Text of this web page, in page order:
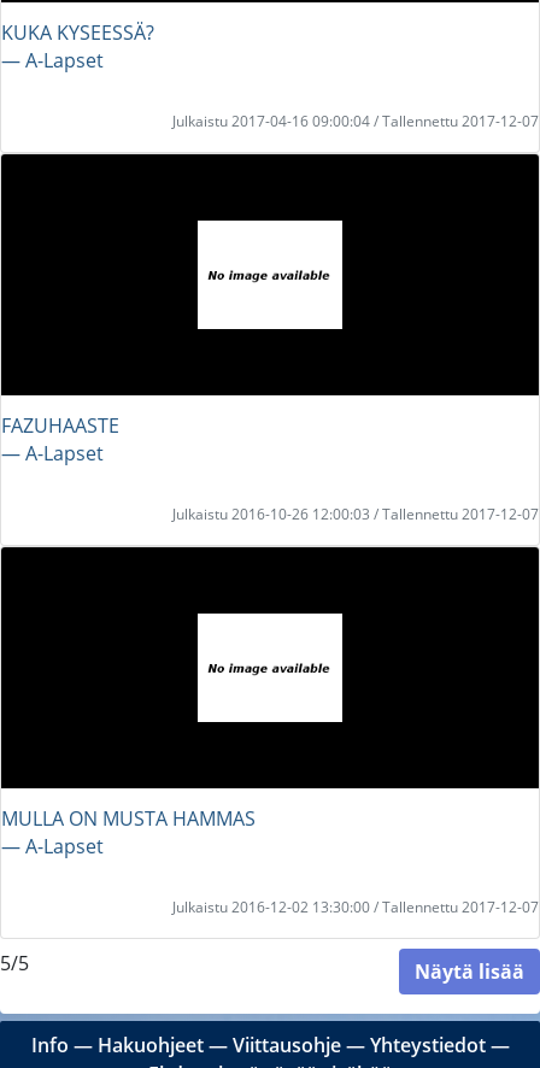
KUKA KYSEESSÄ?
― A-Lapset
Julkaistu 2017-04-16 09:00:04 / Tallennettu 2017-12-07
FAZUHAASTE
― A-Lapset
Julkaistu 2016-10-26 12:00:03 / Tallennettu 2017-12-07
MULLA ON MUSTA HAMMAS
― A-Lapset
Julkaistu 2016-12-02 13:30:00 / Tallennettu 2017-12-07
5/5 Näytä lisää
Info ― Hakuohjeet―Viittausohje―Yhteystiedot―